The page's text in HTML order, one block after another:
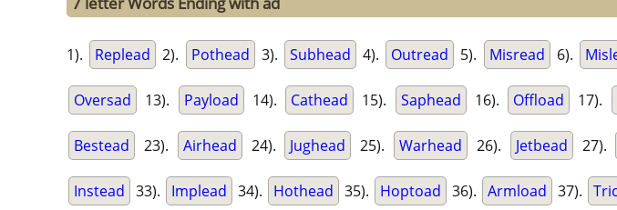
1). Replead 2). Pothead 3). Subhead 4). Outread 5). Misread 6).
Oversad 13). Payload 14). Cathead 15). Saphead 16). Offload 17).
Bestead 23). Airhead 24). Jughead 25). Warhead 26). Jetbead 27).
Instead 33). Implead 34). Hothead 35). Hoptoad 36). Armload 37).